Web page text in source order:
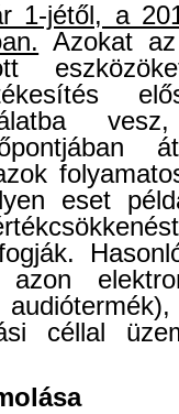
1-jétől, a
Azokat
eset
céllal